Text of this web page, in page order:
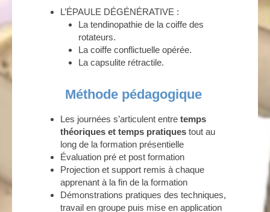
L’ÉPAULE DÉGÉNÉRATIVE :
La tendinopathie de la coiffe des
rotateurs.
La coiffe conflictuelle opérée.
La capsulite rétractile.
Méthode pédagogique
Les journées s’articulent entre temps
théoriques et temps pratiques tout au
long de la formation présentielle
Évaluation pré et post formation
Projection et support remis à chaque
apprenant à la fin de la formation
Démonstrations pratiques des techniques,
travail en groupe puis mise en application